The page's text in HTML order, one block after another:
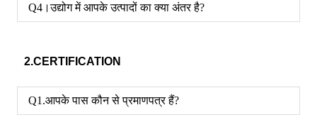
Q4।उद्योग में आपके उत्पादों का क्या अंतर है?
2.CERTIFICATION
Q1.आपके पास कौन से प्रमाणपत्र हैं?